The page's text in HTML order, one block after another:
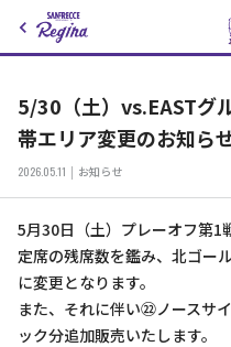
5/30（土）vs.EASTグ
帯エリア変更のお知ら
2026.05.11 お知らせ
5月30日（土）プレーオフ第1
定席の残席数を鑑み、北ゴー
に変更となります。
また、それに伴い㉒ノースサ
ック分追加販売いたします。